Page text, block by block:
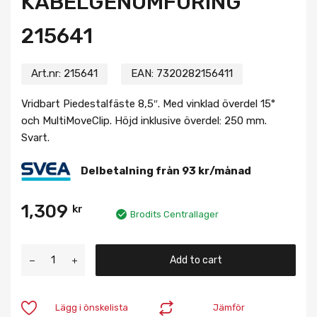
215641
Art.nr: 215641 EAN: 7320282156411
Vridbart Piedestalfäste 8,5″. Med vinklad överdel 15°
och MultiMoveClip. Höjd inklusive överdel: 250 mm.
Svart.
Delbetalning från 93 kr/månad
1,309 kr Brodits Centrallager
Add to cart
Jämför
Lägg i önskelista